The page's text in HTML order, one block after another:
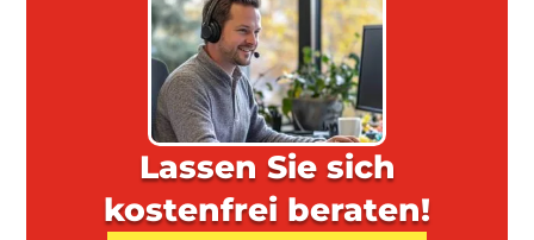
Lassen Sie sich
kostenfrei beraten!